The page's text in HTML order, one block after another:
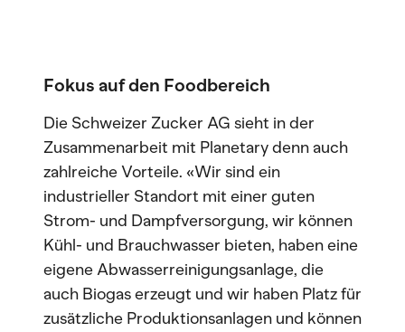
Fokus auf den Foodbereich
Die Schweizer Zucker AG sieht in der
Zusammenarbeit mit Planetary denn auch
zahlreiche Vorteile. «Wir sind ein
industrieller Standort mit einer guten
Strom- und Dampfversorgung, wir können
Kühl- und Brauchwasser bieten, haben eine
eigene Abwasserreinigungsanlage, die
auch Biogas erzeugt und wir haben Platz für
zusätzliche Produktionsanlagen und können